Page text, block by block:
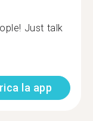
Just talk
la app